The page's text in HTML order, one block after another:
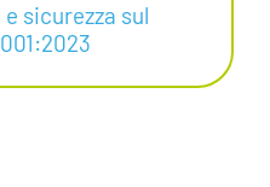
sicurezza sul